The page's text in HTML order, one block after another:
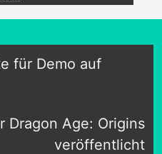
für Demo auf
Dragon Age: Origins
veröffentlicht